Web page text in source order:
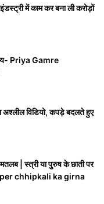
में काम कर बना ली करोड़ों
Priya Gamre
अश्लील विडियो, कपड़े बदलते हुए
| स्त्री या पुरुष के छाती पर
per chhipkali ka girna